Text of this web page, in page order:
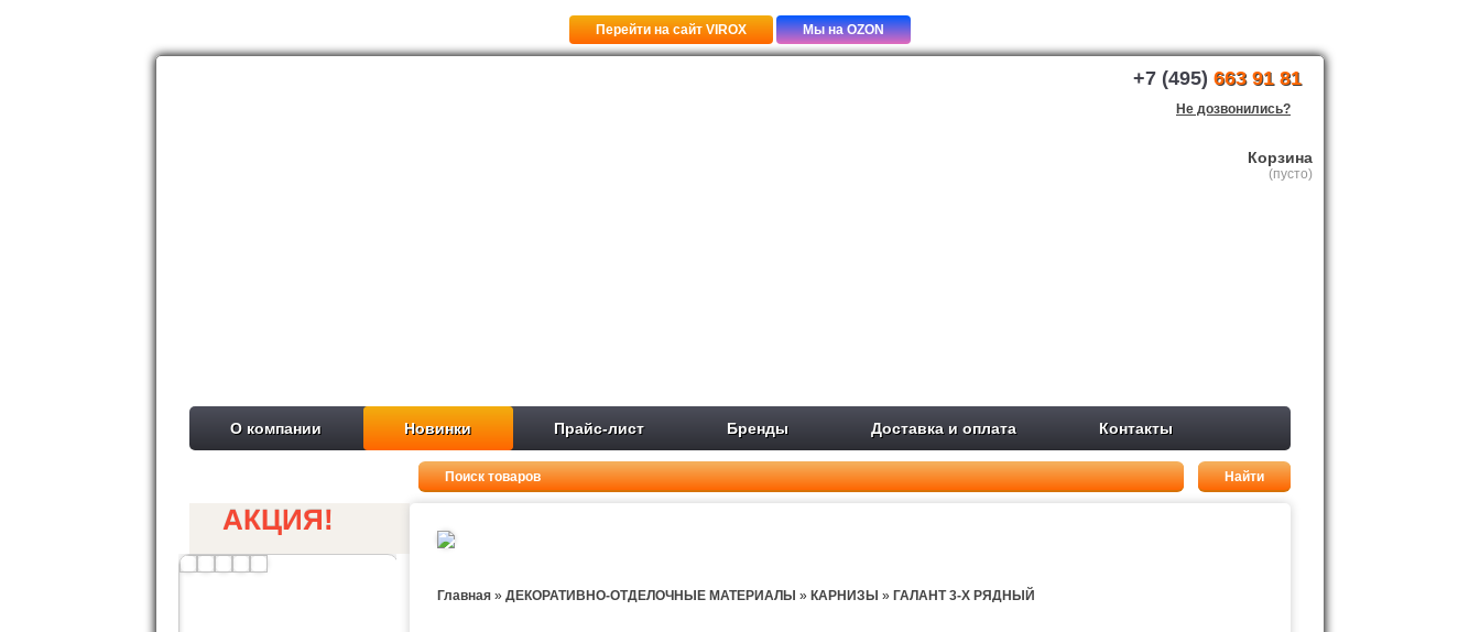
Перейти на сайт VIROX Мы на OZON
+7 (495) 663 91 81
Не дозвонились?
Корзина
(пусто)
О компании Новинки Прайс-лист Бренды Доставка и оплата Контакты
АКЦИЯ!
Главная » ДЕКОРАТИВНО-ОТДЕЛОЧНЫЕ МАТЕРИАЛЫ » КАРНИЗЫ » ГАЛАНТ 3-Х РЯДНЫЙ